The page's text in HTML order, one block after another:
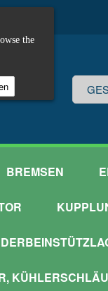
BREMSEN
the